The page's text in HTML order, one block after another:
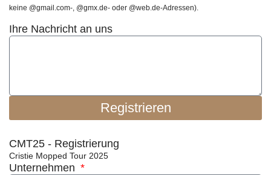
keine @gmail.com-, @gmx.de- oder @web.de-Adressen).
Ihre Nachricht an uns
Registrieren
CMT25 - Registrierung
Cristie Mopped Tour 2025
Unternehmen